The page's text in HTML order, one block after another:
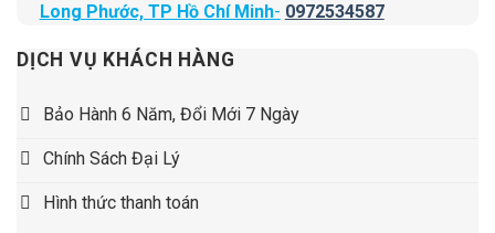
Long Phước, TP Hồ Chí Minh- 0972534587
DỊCH VỤ KHÁCH HÀNG
Bảo Hành 6 Năm, Đổi Mới 7 Ngày
Chính Sách Đại Lý
Hình thức thanh toán